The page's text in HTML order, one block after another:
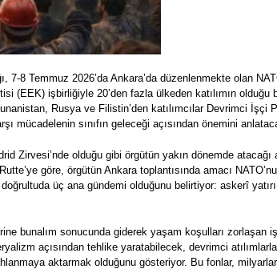
8 Temmuz 2026’da Ankara’da düzenlenmekte olan
işbirliğiyle 20’den fazla ülkeden katılımın olduğu
Rusya ve Filistin’den katılımcılar Devrimci İşçi
mücadelenin sınıfın geleceği açısından önemini
Zirvesi’nde olduğu gibi örgütün yakın dönemde
göre, örgütün Ankara toplantısında amacı
üç ana gündemi olduğunu belirtiyor: askerî
bunalım sonucunda giderek yaşam koşulları zorlaşan
açısından tehlike yaratabilecek, devrimci
aktarmak olduğunu gösteriyor. Bu fonlar,